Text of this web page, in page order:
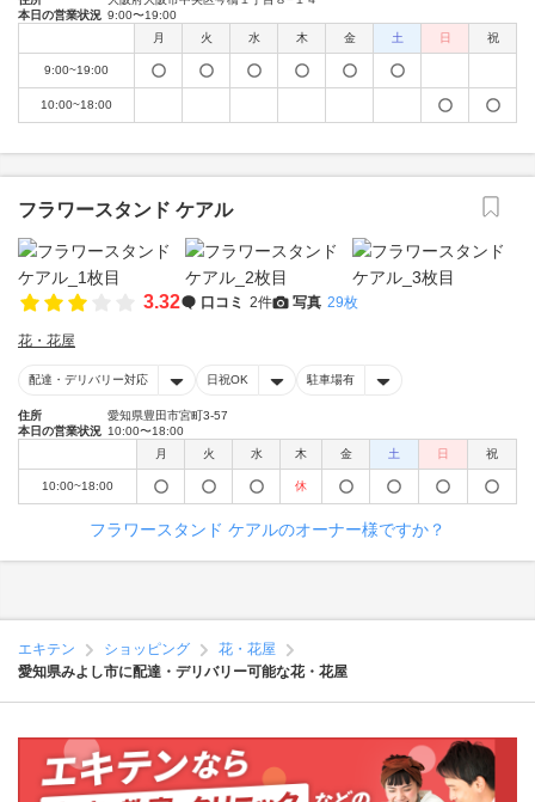
本日の営業状況 9:00〜19:00
月
火 水 木 金 土 日 祝
9:00~19:00
10:00~18:00
フラワースタンド ケアル
3.32 口コミ 2件 写真 29枚
花・花屋
配達・デリバリー対応 日祝OK 駐車場有
住所
愛知県豊田市宮町3-57
本日の営業状況 10:00〜18:00
月
火 水 木 金 土 日 祝
10:00~18:00 休
フラワースタンド ケアルのオーナー様ですか？
エキテン ショッピング
花・花屋
愛知県みよし市に配達・デリバリー可能な花・花屋